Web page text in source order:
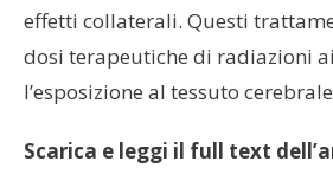
effetti collaterali. Questi
dosi terapeutiche di radiazioni
l’esposizione al tessuto
Scarica e leggi il full text